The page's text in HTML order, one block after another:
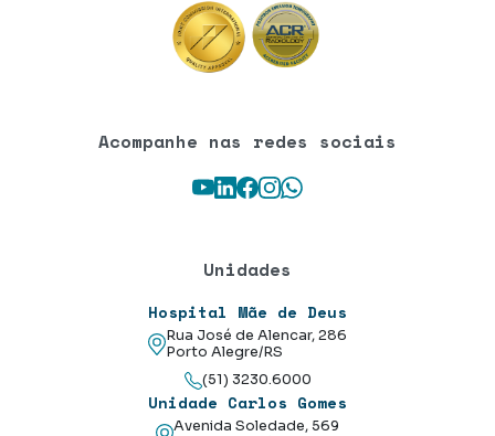
Acompanhe nas redes sociais
Youtube
LinkedIn
Facebook
Instagram
WhatsApp
Unidades
Hospital Mãe de Deus
Rua José de Alencar, 286
Porto Alegre/RS
(51) 3230.6000
Unidade Carlos Gomes
Avenida Soledade, 569